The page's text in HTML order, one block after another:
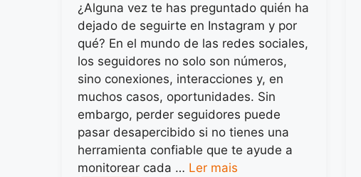
¿Alguna vez te has preguntado quién ha
dejado de seguirte en Instagram y por
qué? En el mundo de las redes sociales,
los seguidores no solo son números,
sino conexiones, interacciones y, en
muchos casos, oportunidades. Sin
embargo, perder seguidores puede
pasar desapercibido si no tienes una
herramienta confiable que te ayude a
monitorear cada … Ler mais